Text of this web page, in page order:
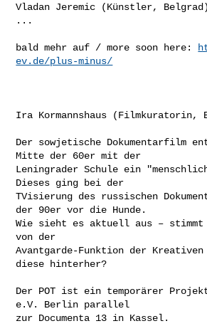
Vladan Jeremic (Künstler, Belgrad)
...
bald mehr auf / more soon here:
ev.de/plus-minus/
Ira Kormannshaus (Filmkuratorin,
Der sowjetische Dokumentarfilm
Mitte der 60er mit der
Leningrader Schule ein
Dieses ging bei der
TVisierung des russischen
der 90er vor die Hunde.
Wie sieht es aktuell aus – stimmt
von der
Avantgarde-Funktion der
diese hinterher?
Der POT ist ein temporärer
e.V. Berlin parallel
zur Documenta 13 in Kassel.